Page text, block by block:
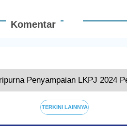
BHDKomentar
Terkini
TERKINI LAINNYA